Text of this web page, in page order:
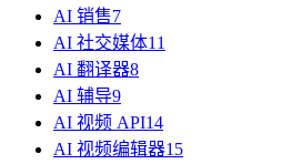
AI 销售7
AI 社交媒体11
AI 翻译器8
AI 辅导9
AI 视频 API14
AI 视频编辑器15